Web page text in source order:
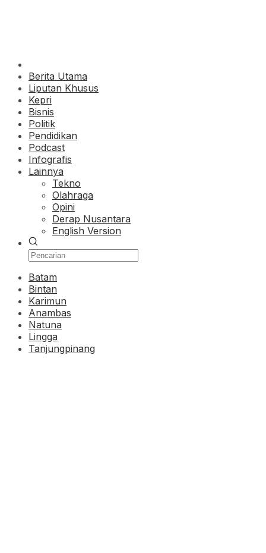
Berita Utama
Liputan Khusus
Kepri
Bisnis
Politik
Pendidikan
Podcast
Infografis
Lainnya
Tekno
Olahraga
Opini
Derap Nusantara
English Version
Batam
Bintan
Karimun
Anambas
Natuna
Lingga
Tanjungpinang